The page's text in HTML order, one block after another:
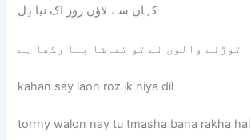
کہاں سے لاؤں روز اک نیا دِل
توڑنے والوں نے تو تماشا بنا رکھا ہے
kahan say laon roz ik niya dil
torrny walon nay tu tmasha bana rakha hai